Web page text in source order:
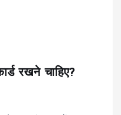
रखने चाहिए?